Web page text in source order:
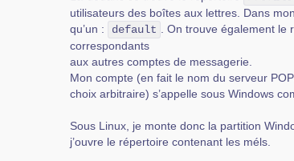
utilisateurs des boîtes aux lettres. Dans
qu’un :
default
. On trouve également
correspondants
aux autres comptes de messagerie.
Mon compte (en fait le nom du serveur
choix arbitraire) s’appelle sous Windows
Sous Linux, je monte donc la partition
j’ouvre le répertoire contenant les méls.